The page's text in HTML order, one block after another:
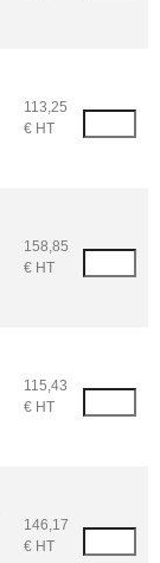
113,25
€ HT
158,85
€ HT
115,43
€ HT
146,17
€ HT